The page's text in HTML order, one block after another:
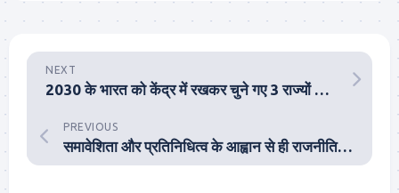
NEXT
2030 के भारत को केंद्र में रखकर चुने गए 3 राज्यों के मुख्यमंत्री
PREVIOUS
समावेशिता और प्रतिनिधित्व के आह्वान से ही राजनीति में सशक्त बन सकेंगे भारत के युवा